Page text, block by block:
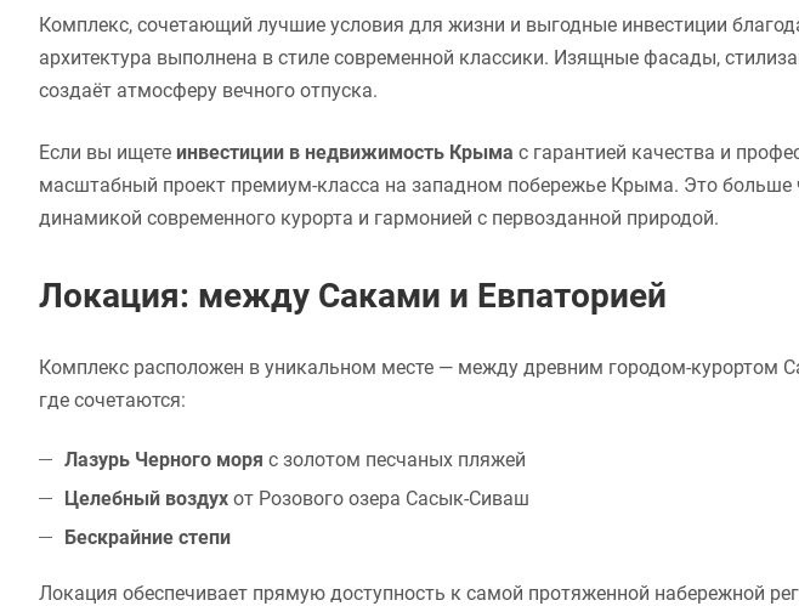
Комплекс, сочетающий лучшие условия для жизни и выгодные инвестиции
архитектура выполнена в стиле современной классики. Изящные фасады,
создаёт атмосферу вечного отпуска.
Если вы ищете инвестиции в недвижимость Крыма с гарантией качества и
масштабный проект премиум-класса на западном побережье Крыма. Это
динамикой современного курорта и гармонией с первозданной природой.
Локация: между Саками и Евпаторией
Комплекс расположен в уникальном месте — между древним городом-курортом
где сочетаются:
Лазурь Черного моря с золотом песчаных пляжей
Целебный воздух от Розового озера Сасык-Сиваш
Бескрайние степи
Локация обеспечивает прямую доступность к самой протяженной набережной